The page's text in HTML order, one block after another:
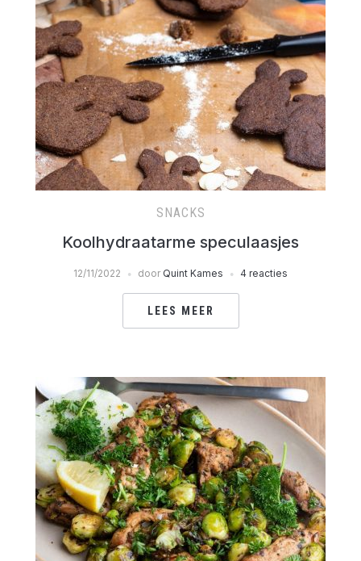
SNACKS
Koolhydraatarme speculaasjes
12/11/2022 door Quint Kames 4 reacties
LEES MEER